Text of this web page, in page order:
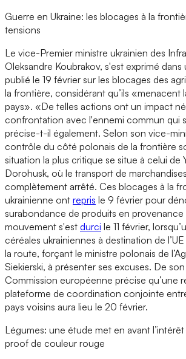
Guerre en Ukraine: les blocages à la
tensions
Le vice-Premier ministre ukrainien des
Oleksandre Koubrakov, s'est exprimé dans
publié le 19 février sur les blocages des
la frontière, considérant qu’ils «menacent
pays». «De telles actions ont un impact
confrontation avec l'ennemi commun qui
précise-t-il également. Selon son vice-
contrôle du côté polonais de la frontière
situation la plus critique se situe à celui de
Dorohusk, où le transport de
complètement arrêté. Ces blocages à la
ukrainienne ont repris le 9 février pour
surabondance de produits en provenance
mouvement s'est durci le 11 février,
céréales ukrainiennes à destination de
la route, forçant le ministre polonais de
Siekierski, à présenter ses excuses. De
Commission européenne précise qu’une
plateforme de coordination conjointe
pays voisins aura lieu le 20 février.
Légumes: une étude met en avant
proof de couleur rouge